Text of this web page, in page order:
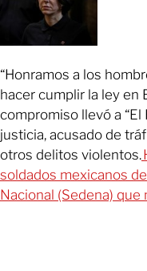
“Honramos a los
hacer cumplir la ley en
compromiso llevó a “El
justicia, acusado de
otros delitos violentos.
soldados mexicanos
Nacional (Sedena)